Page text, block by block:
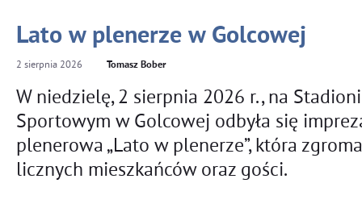
Lato w plenerze w Golcowej
2 sierpnia 2026 Tomasz Bober
W niedzielę, 2 sierpnia 2026 r., na
Sportowym w Golcowej odbyła się
plenerowa „Lato w plenerze”, która
licznych mieszkańców oraz gości.